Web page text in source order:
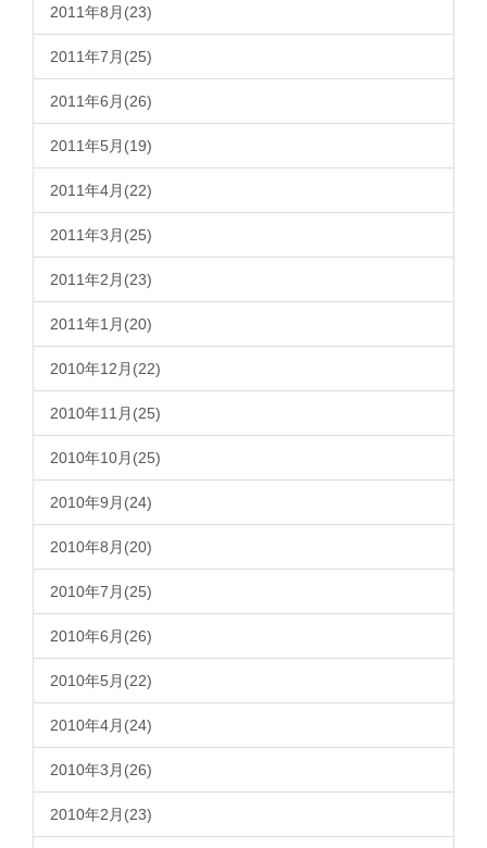
2011年8月(23)
2011年7月(25)
2011年6月(26)
2011年5月(19)
2011年4月(22)
2011年3月(25)
2011年2月(23)
2011年1月(20)
2010年12月(22)
2010年11月(25)
2010年10月(25)
2010年9月(24)
2010年8月(20)
2010年7月(25)
2010年6月(26)
2010年5月(22)
2010年4月(24)
2010年3月(26)
2010年2月(23)